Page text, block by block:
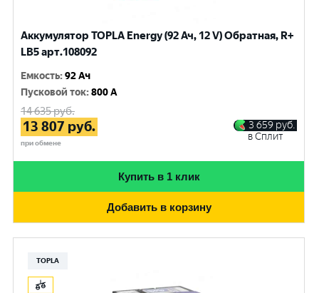
Аккумулятор TOPLA Energy (92 Ач, 12 V) Обратная, R+
LB5 арт.108092
Емкость:92 Ач
Пусковой ток:800 A
14 635руб.
13 807 руб.
при обмене
3 659 руб.
в Сплит
Купить в 1 клик
Добавить в корзину
TOPLA